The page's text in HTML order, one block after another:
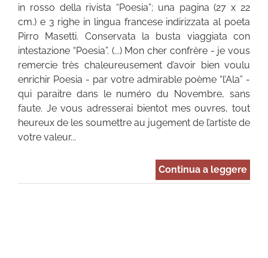
in rosso della rivista “Poesia”; una pagina (27 x 22
cm.) e 3 righe in lingua francese indirizzata al poeta
Pirro Masetti. Conservata la busta viaggiata con
intestazione “Poesia”. (...) Mon cher confrère - je vous
remercie très chaleureusement d’avoir bien voulu
enrichir Poesia - par votre admirable poème “l’Ala” -
qui paraitre dans le numéro du Novembre, sans
faute. Je vous adresserai bientot mes ouvres, tout
heureux de les soumettre au jugement de l’artiste de
votre valeur...
Continua a leggere